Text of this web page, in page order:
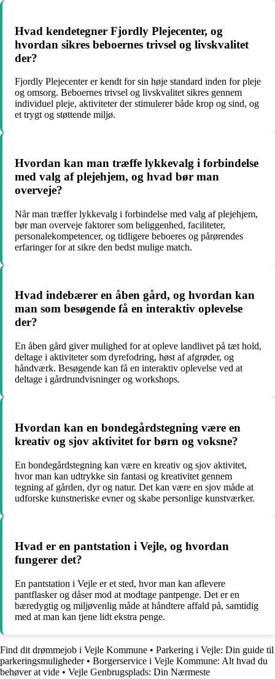
Hvad kendetegner Fjordly Plejecenter, og
hvordan sikres beboernes trivsel og livskvalitet
der?
Fjordly Plejecenter er kendt for sin høje standard inden for pleje
og omsorg. Beboernes trivsel og livskvalitet sikres gennem
individuel pleje, aktiviteter der stimulerer både krop og sind, og
et trygt og støttende miljø.
Hvordan kan man træffe lykkevalg i forbindelse
med valg af plejehjem, og hvad bør man
overveje?
Når man træffer lykkevalg i forbindelse med valg af plejehjem,
bør man overveje faktorer som beliggenhed, faciliteter,
personalekompetencer, og tidligere beboeres og pårørendes
erfaringer for at sikre den bedst mulige match.
Hvad indebærer en åben gård, og hvordan kan
man som besøgende få en interaktiv oplevelse
der?
En åben gård giver mulighed for at opleve landlivet på tæt hold,
deltage i aktiviteter som dyrefodring, høst af afgrøder, og
håndværk. Besøgende kan få en interaktiv oplevelse ved at
deltage i gårdrundvisninger og workshops.
Hvordan kan en bondegårdstegning være en
kreativ og sjov aktivitet for børn og voksne?
En bondegårdstegning kan være en kreativ og sjov aktivitet,
hvor man kan udtrykke sin fantasi og kreativitet gennem
tegning af gården, dyr og natur. Det kan være en sjov måde at
udforske kunstneriske evner og skabe personlige kunstværker.
Hvad er en pantstation i Vejle, og hvordan
fungerer det?
En pantstation i Vejle er et sted, hvor man kan aflevere
pantflasker og dåser mod at modtage pantpenge. Det er en
bæredygtig og miljøvenlig måde at håndtere affald på, samtidig
med at man kan tjene lidt ekstra penge.
Find dit drømmejob i Vejle Kommune • Parkering i Vejle: Din guide til
parkeringsmuligheder• Borgerservice i Vejle Kommune: Alt hvad du
behøver at vide • Vejle Genbrugsplads: Din Nærmeste